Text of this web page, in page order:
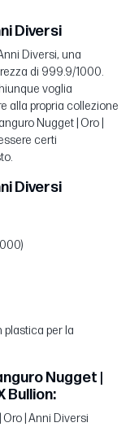
Diversi
Diversi, una
di 999.9/1000.
voglia
alla propria collezione
Nugget | Oro |
certi
Diversi
plastica per la
Nugget |
Bullion:
| Anni Diversi